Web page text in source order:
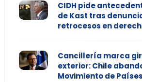
CIDH pide
de Kast tras
retrocesos en
Cancillería marca
exterior: Chile
Movimiento de